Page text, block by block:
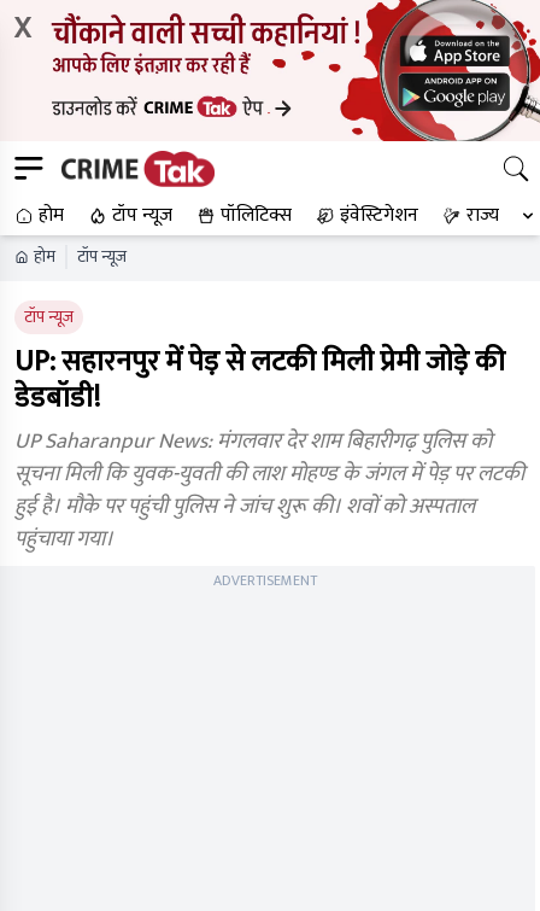
X
होम टॉप न्यूज पॉलिटिक्स इंवेस्टिगेशन राज्य
होम टॉप न्यूज
टॉप न्यूज
UP: सहारनपुर में पेड़ से लटकी मिली प्रेमी जोड़े की
डेडबॉडी!
UP Saharanpur News: मंगलवार देर शाम बिहारीगढ़ पुलिस को
सूचना मिली कि युवक-युवती की लाश मोहण्ड के जंगल में पेड़ पर लटकी
हुई है। मौके पर पहुंची पुलिस ने जांच शुरू की। शवों को अस्पताल
पहुंचाया गया।
ADVERTISEMENT